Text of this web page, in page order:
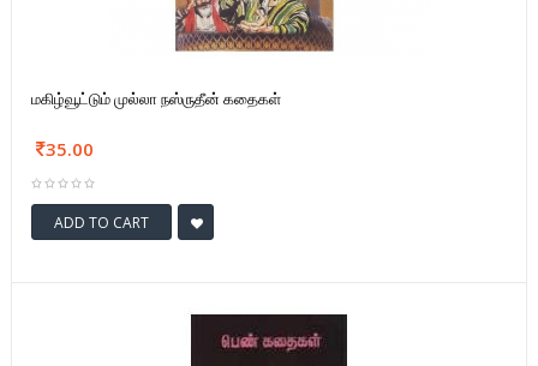
மகிழ்வூட்டும் முல்லா நஸ்ருதீன் கதைகள்
35.00
ADD TO CART